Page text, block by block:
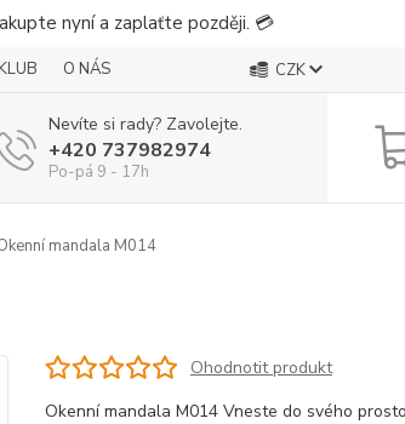
nyní a zaplaťte později. 💳
O NÁS CZK
Nevíte si rady? Zavolejte.
+420 737982974
Po-pá 9 - 17h
mandala M014
Ohodnotit produkt
Okenní mandala M014 Vneste do svého